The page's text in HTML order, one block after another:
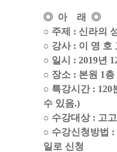
◎ 아 래 ◎
○ 주제 : 신라의
○ 강사 : 이 영 호
○ 일시 : 2019년
○ 장소 : 본원 1
○ 특강시간 : 120
수 있음.)
○ 수강대상 : 고
○ 수강신청방법 :
일로 신청